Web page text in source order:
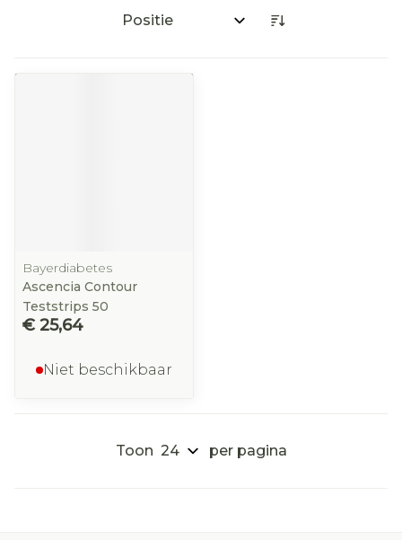
Sorteer op:
Bayerdiabetes
Ascencia Contour
Teststrips 50
€ 25,64
Niet beschikbaar
Toon per pagina